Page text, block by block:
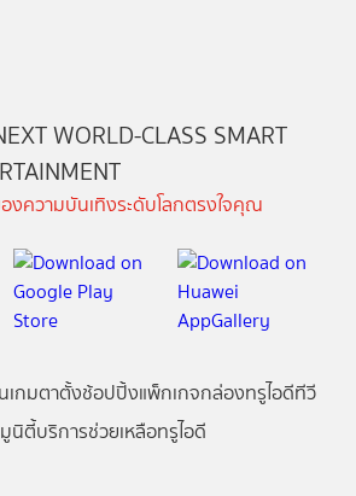
WORLD-CLASS SMART
งความบันเทิงระดับโลกตรงใจคุณ
เกมตาตั้งช้อปปิ้งแพ็กเกจกล่องทรูไอดีทีวี
นิตี้บริการช่วยเหลือทรูไอดี